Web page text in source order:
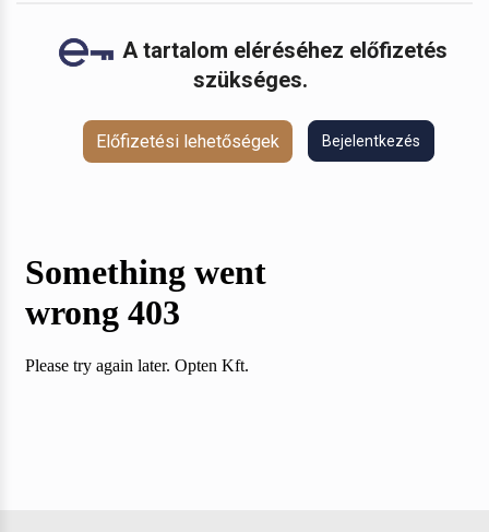
A tartalom eléréséhez előfizetés
szükséges.
Előfizetési lehetőségek Bejelentkezés